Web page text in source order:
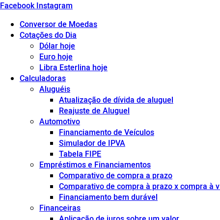
Facebook Instagram
Conversor de Moedas
Cotações do Dia
Dólar hoje
Euro hoje
Libra Esterlina hoje
Calculadoras
Aluguéis
Atualização de dívida de aluguel
Reajuste de Aluguel
Automotivo
Financiamento de Veículos
Simulador de IPVA
Tabela FIPE
Empréstimos e Financiamentos
Comparativo de compra a prazo
Comparativo de compra à prazo x compra à
Financiamento bem durável
Financeiras